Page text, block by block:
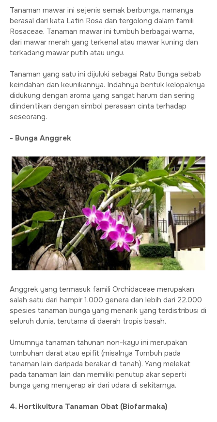
Tanaman mawar ini sejenis semak berbunga, namanya
berasal dari kata Latin Rosa dan tergolong dalam famili
Rosaceae. Tanaman mawar ini tumbuh berbagai warna,
dari mawar merah yang terkenal atau mawar kuning dan
terkadang mawar putih atau ungu.
Tanaman yang satu ini dijuluki sebagai Ratu Bunga sebab
keindahan dan keunikannya. Indahnya bentuk kelopaknya
didukung dengan aroma yang sangat harum dan sering
diindentikan dengan simbol perasaan cinta terhadap
seseorang.
- Bunga Anggrek
Anggrek yang termasuk famili Orchidaceae merupakan
salah satu dari hampir 1.000 genera dan lebih dari 22.000
spesies tanaman bunga yang menarik yang terdistribusi di
seluruh dunia, terutama di daerah tropis basah.
Umumnya tanaman tahunan non-kayu ini merupakan
tumbuhan darat atau epifit (misalnya Tumbuh pada
tanaman lain daripada berakar di tanah). Yang melekat
pada tanaman lain dan memiliki penutup akar seperti
bunga yang menyerap air dari udara di sekitarnya.
4. Hortikultura Tanaman Obat (Biofarmaka)